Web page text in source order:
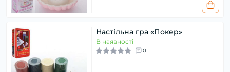
Настільна гра «Покер»
В наявності
0